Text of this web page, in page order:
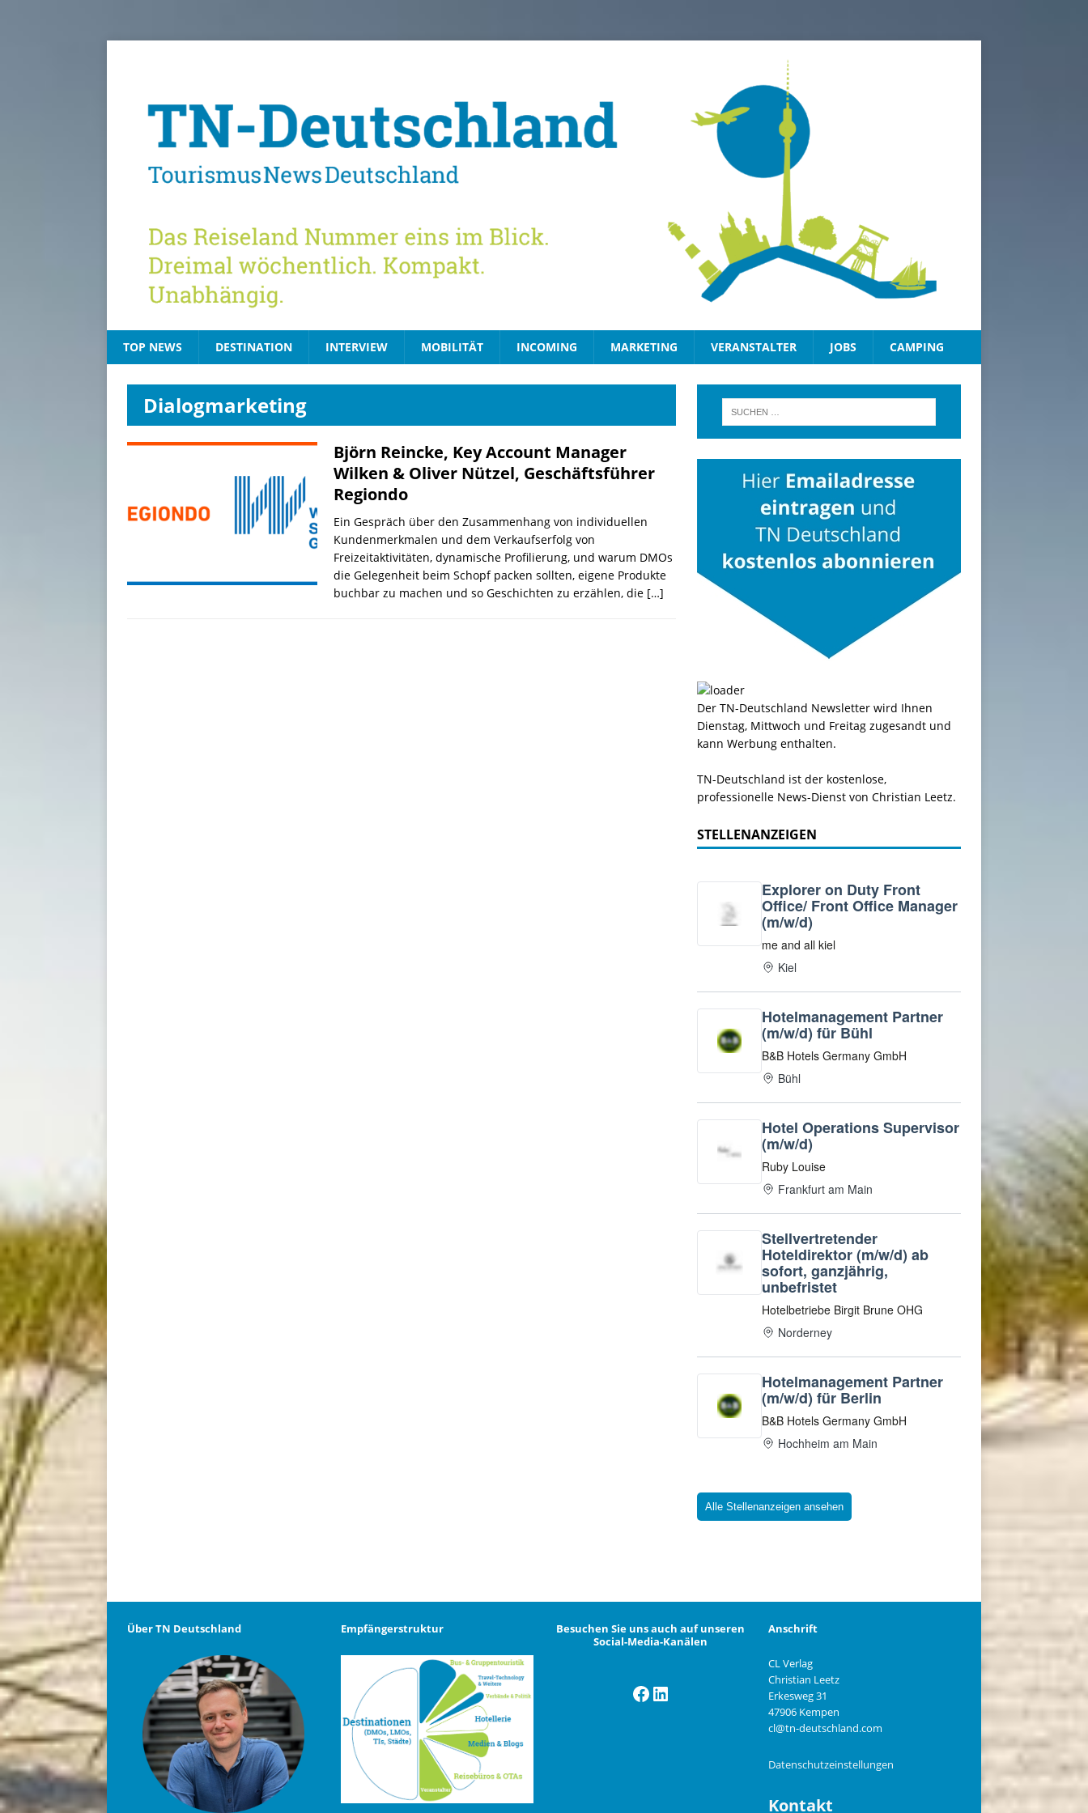
TOP NEWS DESTINATION INTERVIEW MOBILITÄT INCOMING MARKETING VERANSTALTER JOBS CAMPING
Dialogmarketing
Björn Reincke, Key Account Manager
Wilken & Oliver Nützel, Geschäftsführer
Regiondo
Ein Gespräch über den Zusammenhang von individuellen
Kundenmerkmalen und dem Verkaufserfolg von
Freizeitaktivitäten, dynamische Profilierung, und warum DMOs
die Gelegenheit beim Schopf packen sollten, eigene Produkte
buchbar zu machen und so Geschichten zu erzählen, die […]
Der TN-Deutschland Newsletter wird Ihnen
Dienstag, Mittwoch und Freitag zugesandt und
kann Werbung enthalten.
TN-Deutschland ist der kostenlose,
professionelle News-Dienst von Christian Leetz.
STELLENANZEIGEN
Alle Stellenanzeigen ansehen
Über TN Deutschland Empfängerstruktur
Besuchen Sie uns auch auf unseren
Social-Media-Kanälen
Facebook
LinkedIn
Anschrift
CL Verlag
Christian Leetz
Erkesweg 31
47906 Kempen
cl@tn-deutschland.com
Datenschutzeinstellungen
Kontakt